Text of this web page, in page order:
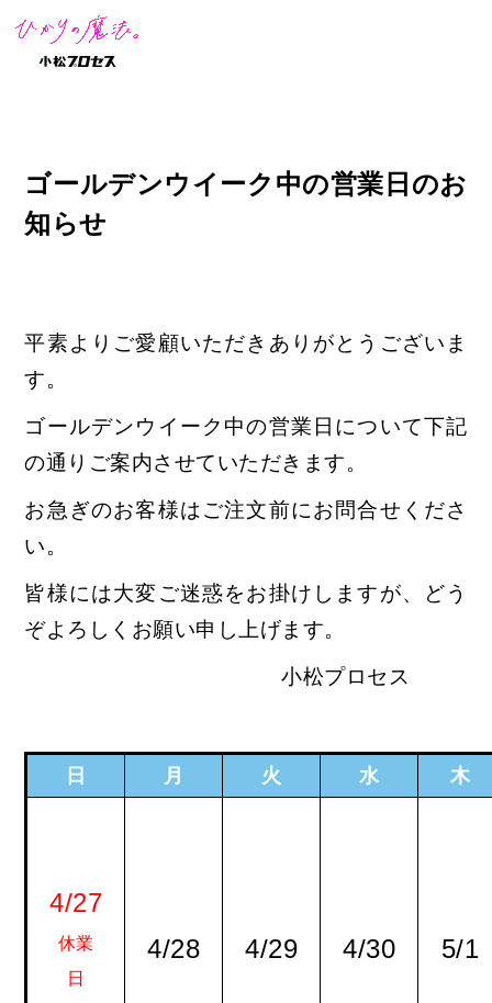
ゴールデンウイーク中の営業日のお
知らせ
平素よりご愛顧いただきありがとうございま
す。
ゴールデンウイーク中の営業日について下記
の通りご案内させていただきます。
お急ぎのお客様はご注文前にお問合せくださ
い。
皆様には大変ご迷惑をお掛けしますが、どう
ぞよろしくお願い申し上げます。
小松プロセス
日 月 火 水 木
4/27
休業
日
4/28 4/29 4/30 5/1